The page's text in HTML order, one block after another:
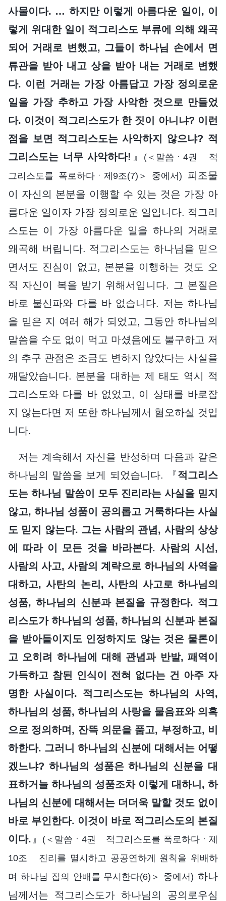
사물이다. … 하지만 이렇게 아름다운 일이, 이
렇게 위대한 일이 적그리스도 부류에 의해 왜곡
되어 거래로 변했고, 그들이 하나님 손에서 면
류관을 받아 내고 상을 받아 내는 거래로 변했
다. 이런 거래는 가장 아름답고 가장 정의로운
일을 가장 추하고 가장 사악한 것으로 만들었
다. 이것이 적그리스도가 한 짓이 아니냐? 이런
점을 보면 적그리스도는 사악하지 않으냐? 적
그리스도는 너무 사악하다! 』 (＜말씀ㆍ4권 적
그리스도를 폭로하다ㆍ제9조(7)＞ 중에서)
피조물
이 자신의 본분을 이행할 수 있는 것은 가장 아
름다운 일이자 가장 정의로운 일입니다. 적그리
스도는 이 가장 아름다운 일을 하나의 거래로
왜곡해 버립니다. 적그리스도는 하나님을 믿으
면서도 진심이 없고, 본분을 이행하는 것도 오
직 자신이 복을 받기 위해서입니다. 그 본질은
바로 불신파와 다를 바 없습니다. 저는 하나님
을 믿은 지 여러 해가 되었고, 그동안 하나님의
말씀을 수도 없이 먹고 마셨음에도 불구하고 저
의 추구 관점은 조금도 변하지 않았다는 사실을
깨달았습니다. 본분을 대하는 제 태도 역시 적
그리스도와 다를 바 없었고, 이 상태를 바로잡
지 않는다면 저 또한 하나님께서 혐오하실 것입
니다.
저는 계속해서 자신을 반성하며 다음과 같은
하나님의 말씀을 보게 되었습니다. 『적그리스
도는 하나님 말씀이 모두 진리라는 사실을 믿지
않고, 하나님 성품이 공의롭고 거룩하다는 사실
도 믿지 않는다. 그는 사람의 관념, 사람의 상상
에 따라 이 모든 것을 바라본다. 사람의 시선,
사람의 사고, 사람의 계략으로 하나님의 사역을
대하고, 사탄의 논리, 사탄의 사고로 하나님의
성품, 하나님의 신분과 본질을 규정한다. 적그
리스도가 하나님의 성품, 하나님의 신분과 본질
을 받아들이지도 인정하지도 않는 것은 물론이
고 오히려 하나님에 대해 관념과 반발, 패역이
가득하고 참된 인식이 전혀 없다는 건 아주 자
명한 사실이다. 적그리스도는 하나님의 사역,
하나님의 성품, 하나님의 사랑을 물음표와 의혹
으로 정의하며, 잔뜩 의문을 품고, 부정하고, 비
하한다. 그러니 하나님의 신분에 대해서는 어떻
겠느냐? 하나님의 성품은 하나님의 신분을 대
표하거늘 하나님의 성품조차 이렇게 대하니, 하
나님의 신분에 대해서는 더더욱 말할 것도 없이
바로 부인한다. 이것이 바로 적그리스도의 본질
이다. 』 (＜말씀ㆍ4권 적그리스도를 폭로하다ㆍ제
10조 진리를 멸시하고 공공연하게 원칙을 위배하
며 하나님 집의 안배를 무시한다(6)＞ 중에서) 하나
님께서는 적그리스도가 하나님의 공의로우심